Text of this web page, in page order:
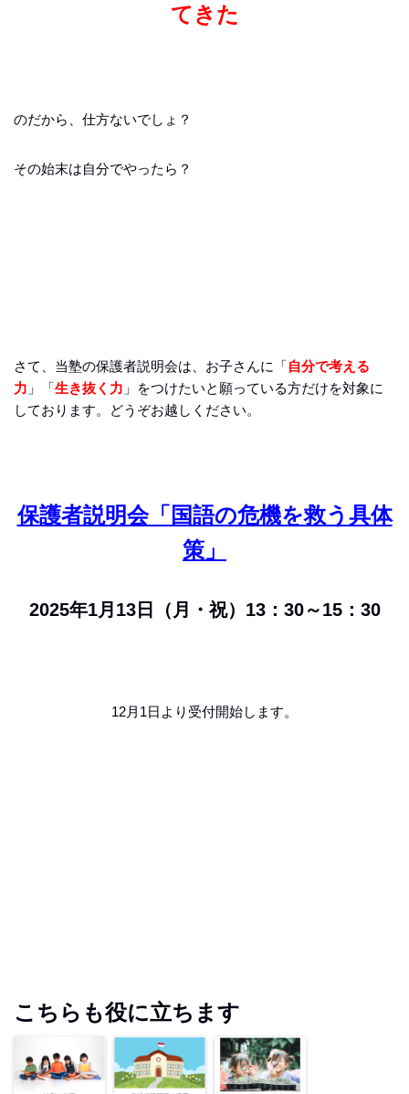
てきた
のだから、仕方ないでしょ？
その始末は自分でやったら？
さて、当塾の保護者説明会は、お子さんに「自分で考える
力 」「生き抜く力 」をつけたいと願っている方だけを対象に
しております。どうぞお越しください。
保護者説明会「国語の危機を救う具体
策」
2025年1月13日（月・祝）13：30～15：30
12月1日より受付開始します。
こちらも役に立ちます